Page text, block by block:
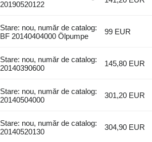
20190520122
Stare: nou, număr de catalog:
BF 20140404000 Ölpumpe
99 EUR
Stare: nou, număr de catalog:
20140390600
145,80 EUR
Stare: nou, număr de catalog:
20140504000
301,20 EUR
Stare: nou, număr de catalog:
20140520130
304,90 EUR